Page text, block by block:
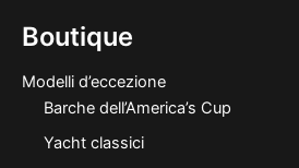
Boutique
Modelli d’eccezione
Barche dell’America’s Cup
Yacht classici